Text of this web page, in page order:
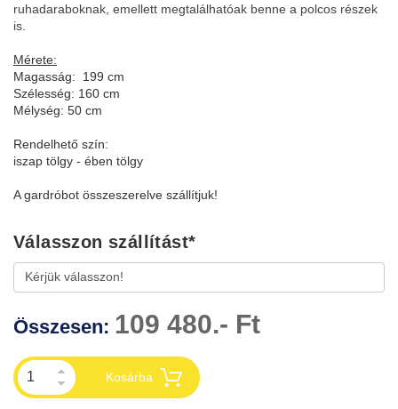
ruhadaraboknak, emellett megtalálhatóak benne a polcos részek
is.
Mérete:
Magasság: 199 cm
Szélesség: 160 cm
Mélység: 50 cm
Rendelhető szín:
iszap tölgy - ében tölgy
A gardróbot összeszerelve szállítjuk!
Válasszon szállítást*
Összesen: 109 480.- Ft
Kosárba